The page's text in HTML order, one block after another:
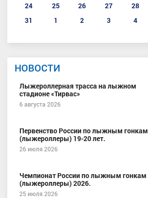
24
25 26 27 28
31
1 2 3 4
НОВОСТИ
Лыжероллерная трасса на лыжном
стадионе «Тирвас»
6 августа 2026
Первенство России по лыжным гонкам
(лыжероллеры) 19-20 лет.
26 июля 2026
Чемпионат России по лыжным гонкам
(лыжероллеры) 2026.
25 июля 2026